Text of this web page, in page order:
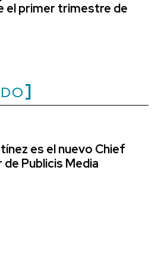
el primer trimestre de
es el nuevo Chief
Publicis Media